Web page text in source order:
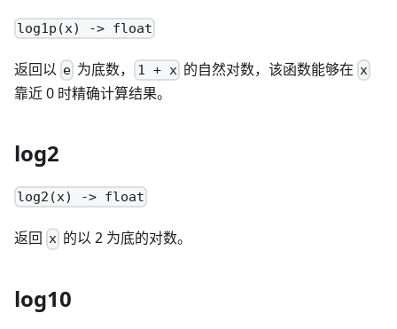
log1p(x) -> float
返回以 e 为底数， 1 + x的自然对数，该函数能够在 x
靠近 0 时精确计算结果。
log2
log2(x) -> float
返回 x 的以 2 为底的对数。
log10